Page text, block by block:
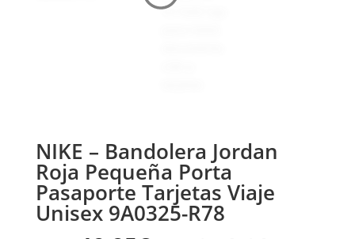
NIKE – Bandolera Jordan
Roja Pequeña Porta
Pasaporte Tarjetas Viaje
Unisex 9A0325-R78